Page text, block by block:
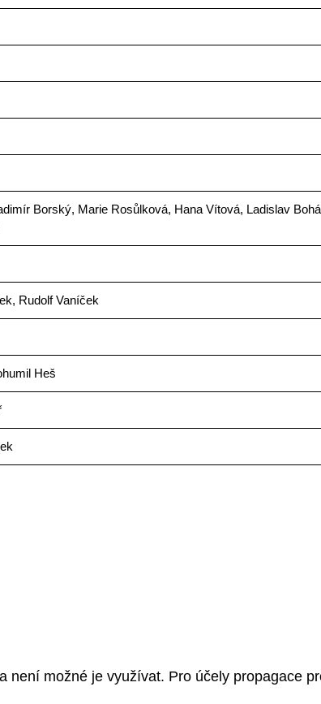
Borský, Marie Rosůlková, Hana Vítová, Ladislav
Rudolf Vaníček
Heš
není možné je využívat. Pro účely propagace